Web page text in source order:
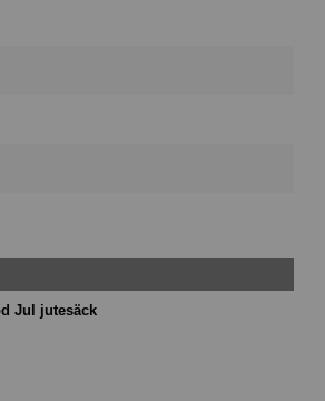
Jul jutesäck